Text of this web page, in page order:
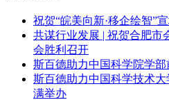
祝贺“皖美向新·移企绘智”
共谋行业发展 | 祝贺合肥市
会胜利召开
斯百德助力中国科学院学部
斯百德助力中国科学技术大
满举办